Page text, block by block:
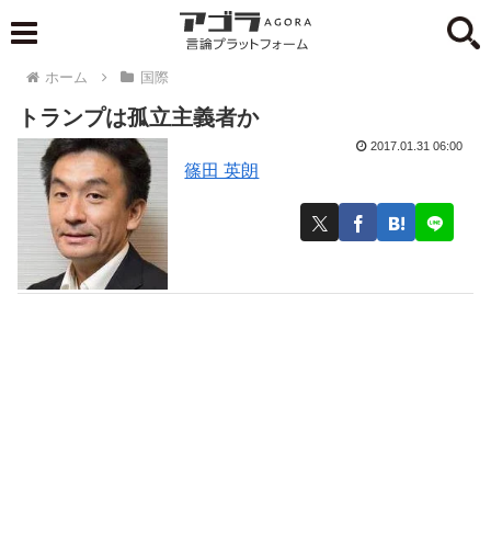
ホーム 国際
トランプは孤立主義者か
篠田 英朗
2017.01.31 06:00